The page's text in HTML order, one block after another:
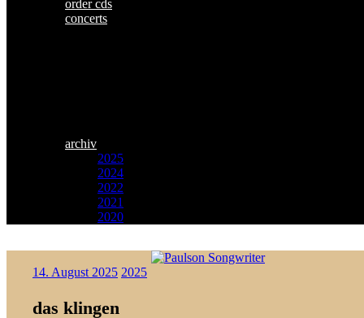
order cds
concerts
archiv
2025
2024
2022
2021
2020
Inhalt
Paulson
14. August 2025 2025
das klingen